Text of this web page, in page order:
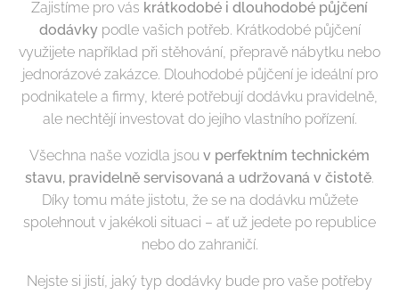
Zajistíme pro vás krátkodobé i dlouhodobé půjčení
dodávkypodle vašich potřeb. Krátkodobé půjčení
využijete například při stěhování, přepravě nábytku nebo
jednorázové zakázce. Dlouhodobé půjčení je ideální pro
podnikatele a firmy, které potřebují dodávku pravidelně,
ale nechtějí investovat do jejího vlastního pořízení.
Všechna naše vozidla jsou v perfektním technickém
stavu, pravidelně servisovaná a udržovaná v čistotě.
Díky tomu máte jistotu, že se na dodávku můžete
spolehnout v jakékoli situaci – ať už jedete po republice
nebo do zahraničí.
Nejste si jistí, jaký typ dodávky bude pro vaše potřeby